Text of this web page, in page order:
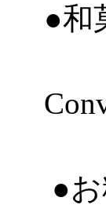
●和
と
●